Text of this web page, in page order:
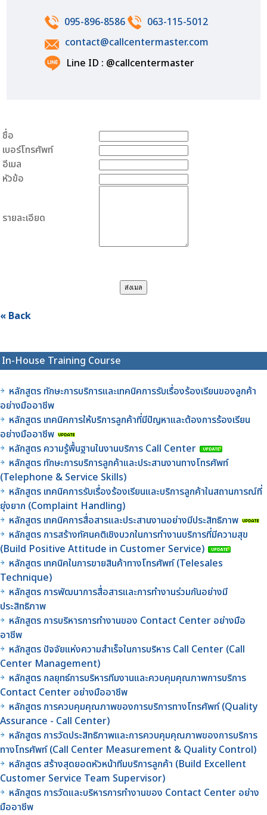
095-896-8586
063-115-5012
contact@callcentermaster.com
Line ID : @callcentermaster
ชื่อ
เบอร์โทรศัพท์
อีเมล
หัวข้อ
รายละเอียด
« Back
In-House Training Course
หลักสูตร ทักษะการบริการและเทคนิคการรับเรื่องร้องเรียนของลูกค้า
อย่างมืออาชีพ
หลักสูตร เทคนิคการให้บริการลูกค้าที่มีปัญหาและต้องการร้องเรียน
อย่างมืออาชีพ
หลักสูตร ความรู้พื้นฐานในงานบริการ Call Center
หลักสูตร ทักษะการบริการลูกค้าและประสานงานทางโทรศัพท์
(Telephone & Service Skills)
หลักสูตร เทคนิคการรับเรื่องร้องเรียนและบริการลูกค้าในสถานการณ์ที่
ยุ่งยาก (Complaint Handling)
หลักสูตร เทคนิคการสื่อสารและประสานงานอย่างมีประสิทธิภาพ
หลักสูตร การสร้างทัศนคติเชิงบวกในการทำงานบริการที่มีความสุข
(Build Positive Attitude in Customer Service)
หลักสูตร เทคนิคในการขายสินค้าทางโทรศัพท์ (Telesales
Technique)
หลักสูตร การพัฒนาการสื่อสารและการทำงานร่วมกันอย่างมี
ประสิทธิภาพ
หลักสูตร การบริหารการทำงานของ Contact Center อย่างมือ
อาชีพ
หลักสูตร ปัจจัยแห่งความสำเร็จในการบริหาร Call Center (Call
Center Management)
หลักสูตร กลยุทธ์การบริหารทีมงานและควบคุมคุณภาพการบริการ
Contact Center อย่างมืออาชีพ
หลักสูตร การควบคุมคุณภาพของการบริการทางโทรศัพท์ (Quality
Assurance - Call Center)
หลักสูตร การวัดประสิทธิภาพและการควบคุมคุณภาพของการบริการ
ทางโทรศัพท์ (Call Center Measurement & Quality Control)
หลักสูตร สร้างสุดยอดหัวหน้าทีมบริการลูกค้า (Build Excellent
Customer Service Team Supervisor)
หลักสูตร การวัดและบริหารการทำงานของ Contact Center อย่าง
มืออาชีพ